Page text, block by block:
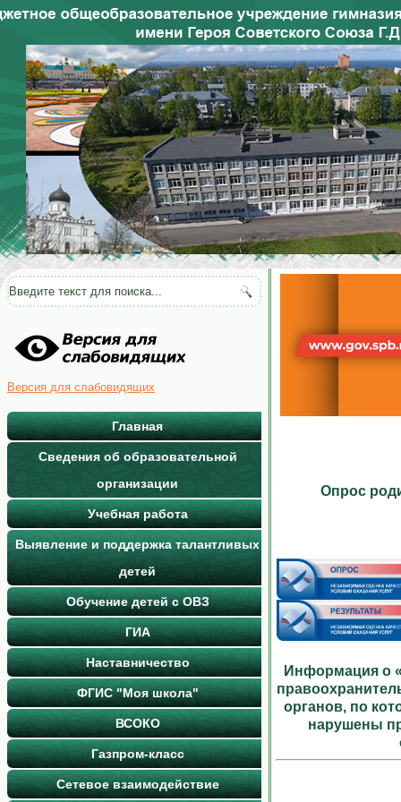
Версия для слабовидящих
Главная
Сведения об образовательной
организации
Учебная работа
Выявление и поддержка талантливых
детей
Обучение детей с ОВЗ
ГИА
Наставничество
ФГИС "Моя школа"
ВСОКО
Газпром-класс
Сетевое взаимодействие
Опрос
Информация о
органов, по
нарушены